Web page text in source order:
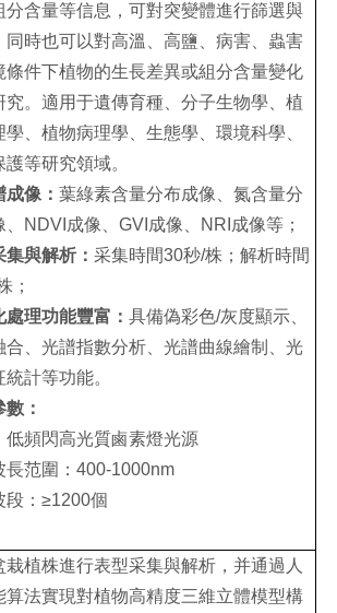
分含量等信息，可對突變體進行篩選與
同時也可以對高溫、高鹽、病害、蟲害
條件下植物的生長差異或組分含量變化
究。適用于遺傳育種、分子生物學、植
學、植物病理學、生態學、環境科學、
護等研究領域。
成像：葉綠素含量分布成像、氮含量分
、NDVI成像、GVI成像、NRI成像等；
集與解析：采集時間30秒/株；解析時間
；
處理功能豐富：具備偽彩色/灰度顯示、
合、光譜指數分析、光譜曲線繪制、光
統計等功能。
：
低頻閃高光質鹵素燈光源
長范圍：400-1000nm
段：≥1200個
栽植株進行表型采集與解析，并通過人
算法實現對植物高精度三維立體模型構